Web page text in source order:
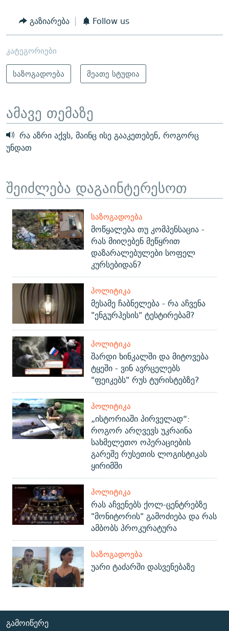
გაზიარება Follow us
კატეგორიები
საზოგადოება
მეათე სტუდია
ამავე თემაზე
რა აზრი აქვს, მაინც ისე გააკეთებენ, როგორც
უნდათ
შეიძლება დაგაინტერესოთ
ᲡᲐᲖᲝᲒᲐᲓᲝᲔᲑᲐ
მოწყალება თუ კომპენსაცია -
რას მიიღებენ მეწყრით
დაზარალებულები სოფელ
კურსებიდან?
ᲞᲝᲚᲘᲢᲘᲙᲐ
მესამე ჩაბნელება - რა აჩვენა
"ენგურჰესის" ტესტირებამ?
ᲞᲝᲚᲘᲢᲘᲙᲐ
შარდი ხინკალში და მიტოვება
ტყეში - ვინ ავრცელებს
"ფეიკებს" რუს ტურისტებზე?
ᲞᲝᲚᲘᲢᲘᲙᲐ
„ისტორიაში პირველად“:
როგორ არღვევს უკრაინა
სახმელეთო ოპერაციების
გარეშე რუსეთის ლოგისტიკას
ყირიმში
ᲞᲝᲚᲘᲢᲘᲙᲐ
რას აჩვენებს ქოლ-ცენტრებზე
"მონიტორის" გამოძიება და რას
ამბობს პროკურატურა
ᲡᲐᲖᲝᲒᲐᲓᲝᲔᲑᲐ
უარი ტაძარში დასვენებაზე
ᲒᲐᲛᲝᲘᲬᲔᲠᲔ